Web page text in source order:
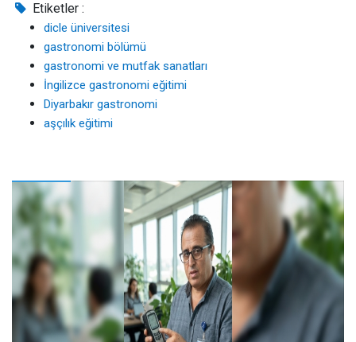
Etiketler :
dicle üniversitesi
gastronomi bölümü
gastronomi ve mutfak sanatları
İngilizce gastronomi eğitimi
Diyarbakır gastronomi
aşçılık eğitimi